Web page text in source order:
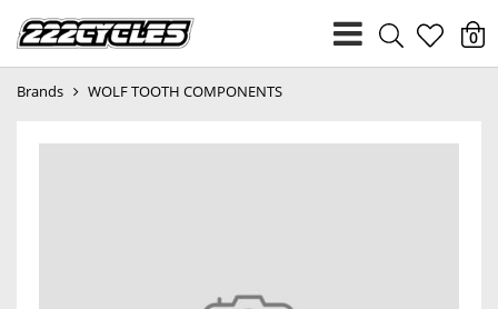
heart
0
Brands WOLF TOOTH COMPONENTS